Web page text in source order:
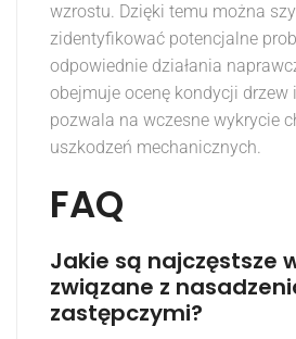
wzrostu. Dzięki temu można
zidentyfikować potencjalne
odpowiednie działania
obejmuje ocenę kondycji drzew
pozwala na wczesne wykrycie
uszkodzeń mechanicznych.
FAQ
Jakie są najczęstsze
związane z
zastępczymi?